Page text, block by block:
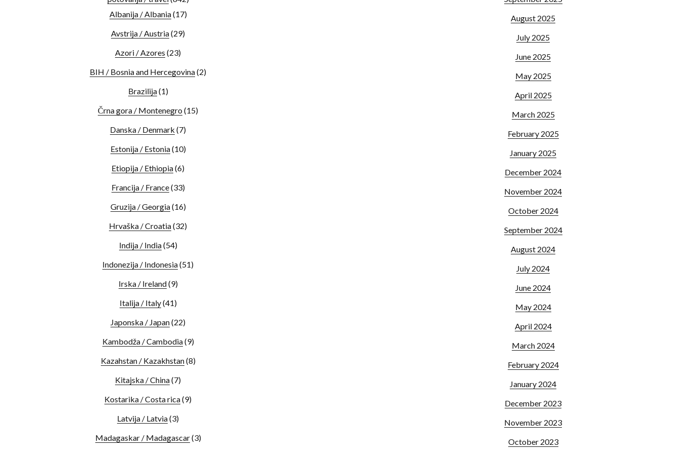
Albanija / Albania(17)
Avstrija / Austria(29)
Azori / Azores (23)
BIH / Bosnia and Hercegovina(2)
Brazilija(1)
Črna gora / Montenegro (15)
Danska / Denmark (7)
Estonija / Estonia(10)
Etiopija / Ethiopia(6)
Francija / France(33)
Gruzija / Georgia(16)
Hrvaška / Croatia(32)
Indija / India(54)
Indonezija / Indonesia(51)
Irska / Ireland(9)
Italija / Italy(41)
Japonska / Japan(22)
Kambodža / Cambodia(9)
Kazahstan / Kazakhstan(8)
Kitajska / China(7)
Kostarika / Costa rica(9)
Latvija / Latvia(3)
Madagaskar / Madagascar(3)
August 2025
July 2025
June 2025
May 2025
April 2025
March 2025
February 2025
January 2025
December 2024
November 2024
October 2024
September 2024
August 2024
July 2024
June 2024
May 2024
April 2024
March 2024
February 2024
January 2024
December 2023
November 2023
October 2023